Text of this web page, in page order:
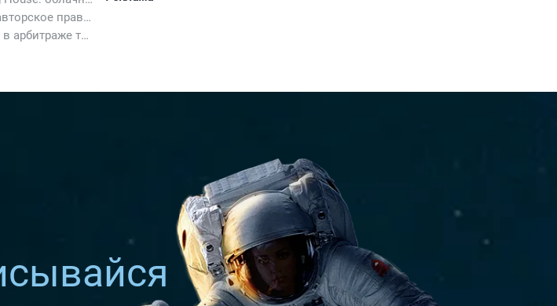
Ломай авторское право полностью. 10 способов легально добавить любимый трек в свой креатив
Карьера в арбитраже трафика в 2026: вакансии, зарплаты и как начать